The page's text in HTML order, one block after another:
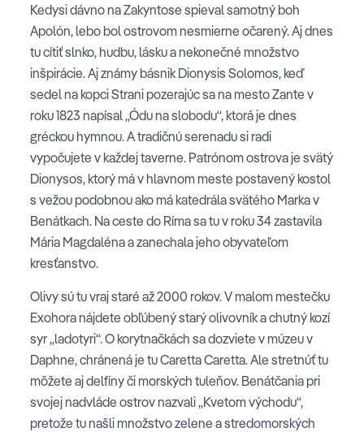
Kedysi dávno na Zakyntose spieval samotný boh
Apolón, lebo bol ostrovom nesmierne očarený. Aj dnes
tu cítiť slnko, hudbu, lásku a nekonečné množstvo
inšpirácie. Aj známy básnik Dionysis Solomos, keď
sedel na kopci Strani pozerajúc sa na mesto Zante v
roku 1823 napísal „Ódu na slobodu“, ktorá je dnes
gréckou hymnou. A tradičnú serenadu si radi
vypočujete v každej taverne. Patrónom ostrova je svätý
Dionysos, ktorý má v hlavnom meste postavený kostol
s vežou podobnou ako má katedrála svätého Marka v
Benátkach. Na ceste do Ríma sa tu v roku 34 zastavila
Mária Magdaléna a zanechala jeho obyvateľom
kresťanstvo.
Olivy sú tu vraj staré až 2000 rokov. V malom mestečku
Exohora nájdete obľúbený starý olivovník a chutný kozí
syr „ladotyri“. O korytnačkách sa dozviete v múzeu v
Daphne, chránená je tu Caretta Caretta. Ale stretnúť tu
môžete aj delfíny či morských tuleňov. Benátčania pri
svojej nadvláde ostrov nazvali „Kvetom východu“,
pretože tu našli množstvo zelene a stredomorských